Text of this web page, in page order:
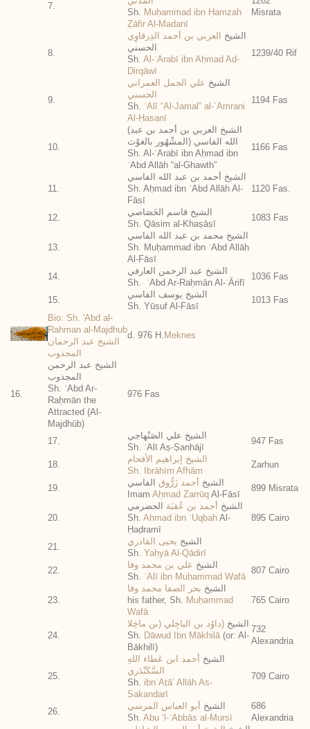
7.
Sh. Muḥammad ibn Ḥamzah
Ẓāfir Al-Madanī
Misrata
8.
الشيخ
العربي بن أحمد الدِرقاوِي
الحسني
Sh. Al-ʿArabī ibn Aḥmad Ad-
Dirqāwī
1239/40 Rif
9.
الشيخ علي الجمل العمراني
الحسني
Sh. ʿAlī “Al-Jamal” al-´Amrani
Al-Ḥasanī
1194 Fas
10.
(الشيخ العربي بن أحمد بن عبد
الله الفاسي (المشْهُور بالغوْث
Sh. Al-ʿArabī ibn Aḥmad ibn
ʿAbd Allāh “al-Ghawth”
1166 Fas
11.
الشيخ أحمد بن عبد الله الفاسي
Sh. Aḥmad ibn ʿAbd Allāh Al-
Fāsī
1120 Fas.
12.
الشيخ قاسم الخَصَاصي
Sh. Qāsim al-Khaṣāṣī
1083 Fas
13.
الشيخ محمد بن عبد الله الفاسي
Sh. Muḥammad ibn ʿAbd Allāh
Al-Fāsī
14.
الشيخ عبد الرحمن العارفي
Sh. ʿAbd Ar-Raḥmān Al-ʿĀrifī
1036 Fas
15.
الشيخ يوسف الفاسي
Sh. Yūsuf Al-Fāsī
1013 Fas
Bio: Sh. 'Abd al-
Rahman al-Majdhub
الشيخ عبد الرحمان
المجذوب
d. 976 H. Meknes
16.
الشيخ عبد الرحمن
المجذوب
Sh. ʿAbd Ar-
Raḥmān the
Attracted (Al-
Majdhūb)
976 Fas
17.
الشيخ علي الصَنْهاجي
Sh. ʿAlī Aṣ-Ṣanhājī
947 Fas
18.
الشيخ إبراهيم الأفحام
Sh. Ibrāhīm Afhām
Zarhun
19.
الشيخ أحمد زَرُّوق الفاسي
Imam Aḥmad Zarrūq Al-Fāsī
899 Misrata
20.
الشيخ أحمد بن عُقبَة
الحضرمي
Sh. Aḥmad ibn ʿUqbah Al-
Ḥaḍramī
895 Cairo
21.
الشيخ يحيى القادري
Sh. Yaḥyā Al-Qādirī
22.
الشيخ علي بن محمد وفا
Sh. ʿAlī ibn Muḥammad Wafā
807 Cairo
23.
الشيخ بحر الصفا محمد وفا
his father, Sh. Muḥammad
Wafā
765 Cairo
24.
الشيخ (داوُد بن الباخِلي (بن ماخِلا
Sh. Dāwud Ibn Mākhilā (or: Al-
Bākhilī)
732
Alexandria
25.
الشيخ أحمد ابن عَطاء اللهِ
السَّكَنْدَري
Sh. ibnʿAṭā’ Allāh As-
Sakandarī
709 Cairo
26.
الشيخ أبو العباس المرسي
Sh. Abu ’l-ʿAbbās al-Mursī
686
Alexandria